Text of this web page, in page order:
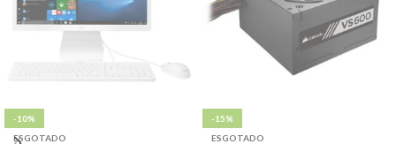
-10%
ESGOTADO
-15%
ESGOTADO